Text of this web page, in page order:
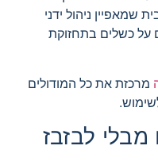
שמאפיין ניהול ידני
על כשלים בתחזוקת
מרכזת את כל המודולים
מבלי לבזבז